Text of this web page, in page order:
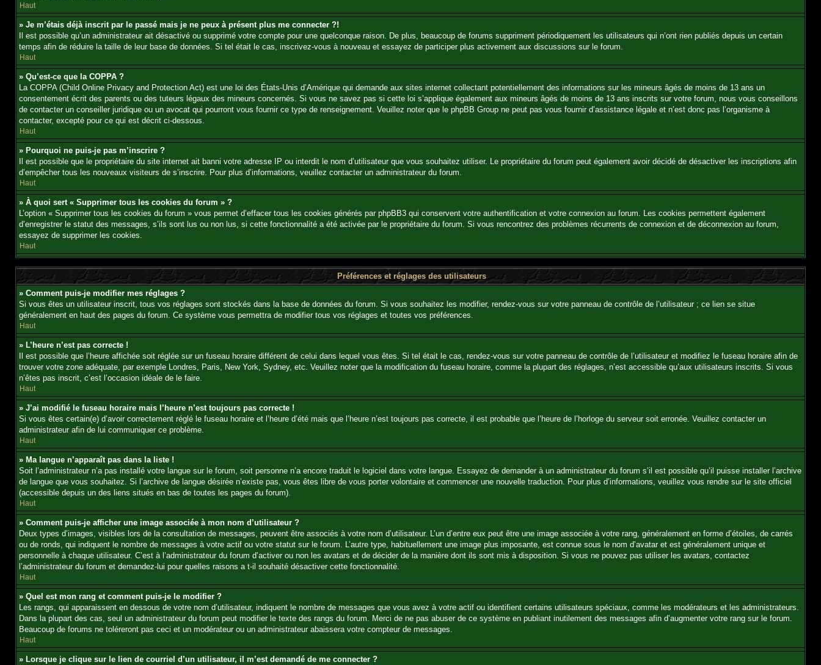
Haut
» Je m’étais déjà inscrit par le passé mais je ne peux à présent plus me connecter ?!
Il est possible qu’un administrateur ait désactivé ou supprimé votre compte pour une quelconque raison. De plus, beaucoup de forums suppriment périodiquement les utilisateurs qui n’ont rien publiés depuis un certain
temps afin de réduire la taille de leur base de données. Si tel était le cas, inscrivez-vous à nouveau et essayez de participer plus activement aux discussions sur le forum.
Haut
» Qu’est-ce que la COPPA ?
La COPPA (Child Online Privacy and Protection Act) est une loi des États-Unis d’Amérique qui demande aux sites internet collectant potentiellement des informations sur les mineurs âgés de moins de 13 ans un
consentement écrit des parents ou des tuteurs légaux des mineurs concernés. Si vous ne savez pas si cette loi s’applique également aux mineurs âgés de moins de 13 ans inscrits sur votre forum, nous vous conseillons
de contacter un conseiller juridique ou un avocat qui pourront vous fournir ce type de renseignement. Veuillez noter que le phpBB Group ne peut pas vous fournir d’assistance légale et n’est donc pas l’organisme à
contacter, excepté pour ce qui est décrit ci-dessous.
Haut
» Pourquoi ne puis-je pas m’inscrire ?
Il est possible que le propriétaire du site internet ait banni votre adresse IP ou interdit le nom d’utilisateur que vous souhaitez utiliser. Le propriétaire du forum peut également avoir décidé de désactiver les inscriptions afin
d’empêcher tous les nouveaux visiteurs de s’inscrire. Pour plus d’informations, veuillez contacter un administrateur du forum.
Haut
» À quoi sert « Supprimer tous les cookies du forum » ?
L’option « Supprimer tous les cookies du forum » vous permet d’effacer tous les cookies générés par phpBB3 qui conservent votre authentification et votre connexion au forum. Les cookies permettent également
d’enregistrer le statut des messages, s’ils sont lus ou non lus, si cette fonctionnalité a été activée par le propriétaire du forum. Si vous rencontrez des problèmes récurrents de connexion et de déconnexion au forum,
essayez de supprimer les cookies.
Haut
Préférences et réglages des utilisateurs
» Comment puis-je modifier mes réglages ?
Si vous êtes un utilisateur inscrit, tous vos réglages sont stockés dans la base de données du forum. Si vous souhaitez les modifier, rendez-vous sur votre panneau de contrôle de l’utilisateur ; ce lien se situe
généralement en haut des pages du forum. Ce système vous permettra de modifier tous vos réglages et toutes vos préférences.
Haut
» L’heure n’est pas correcte !
Il est possible que l’heure affichée soit réglée sur un fuseau horaire différent de celui dans lequel vous êtes. Si tel était le cas, rendez-vous sur votre panneau de contrôle de l’utilisateur et modifiez le fuseau horaire afin de
trouver votre zone adéquate, par exemple Londres, Paris, New York, Sydney, etc. Veuillez noter que la modification du fuseau horaire, comme la plupart des réglages, n’est accessible qu’aux utilisateurs inscrits. Si vous
n’êtes pas inscrit, c’est l’occasion idéale de le faire.
Haut
» J’ai modifié le fuseau horaire mais l’heure n’est toujours pas correcte !
Si vous êtes certain(e) d’avoir correctement réglé le fuseau horaire et l’heure d’été mais que l’heure n’est toujours pas correcte, il est probable que l’heure de l’horloge du serveur soit erronée. Veuillez contacter un
administrateur afin de lui communiquer ce problème.
Haut
» Ma langue n’apparaît pas dans la liste !
Soit l’administrateur n’a pas installé votre langue sur le forum, soit personne n’a encore traduit le logiciel dans votre langue. Essayez de demander à un administrateur du forum s’il est possible qu’il puisse installer l’archive
de langue que vous souhaitez. Si l’archive de langue désirée n’existe pas, vous êtes libre de vous porter volontaire et commencer une nouvelle traduction. Pour plus d’informations, veuillez vous rendre sur le site officiel
(accessible depuis un des liens situés en bas de toutes les pages du forum).
Haut
» Comment puis-je afficher une image associée à mon nom d’utilisateur ?
Deux types d’images, visibles lors de la consultation de messages, peuvent être associés à votre nom d’utilisateur. L’un d’entre eux peut être une image associée à votre rang, généralement en forme d’étoiles, de carrés
ou de ronds, qui indiquent le nombre de messages à votre actif ou votre statut sur le forum. L’autre type, habituellement une image plus imposante, est connue sous le nom d’avatar et est généralement unique et
personnelle à chaque utilisateur. C’est à l’administrateur du forum d’activer ou non les avatars et de décider de la manière dont ils sont mis à disposition. Si vous ne pouvez pas utiliser les avatars, contactez
l’administrateur du forum et demandez-lui pour quelles raisons a t-il souhaité désactiver cette fonctionnalité.
Haut
» Quel est mon rang et comment puis-je le modifier ?
Les rangs, qui apparaissent en dessous de votre nom d’utilisateur, indiquent le nombre de messages que vous avez à votre actif ou identifient certains utilisateurs spéciaux, comme les modérateurs et les administrateurs.
Dans la plupart des cas, seul un administrateur du forum peut modifier le texte des rangs du forum. Merci de ne pas abuser de ce système en publiant inutilement des messages afin d’augmenter votre rang sur le forum.
Beaucoup de forums ne toléreront pas ceci et un modérateur ou un administrateur abaissera votre compteur de messages.
Haut
» Lorsque je clique sur le lien de courriel d’un utilisateur, il m’est demandé de me connecter ?